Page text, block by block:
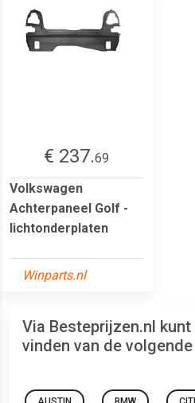
€ 237.69
Volkswagen
Achterpaneel Golf -
lichtonderplaten
Winparts.nl
Via Besteprijzen.nl
vinden van de